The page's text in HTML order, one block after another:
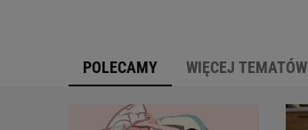
POLECAMY WIĘCEJ TEMATÓW